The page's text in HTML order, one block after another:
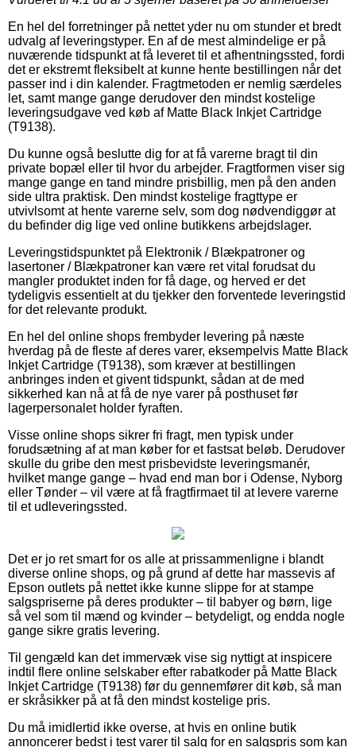
En hel del forretninger på nettet yder nu om stunder et bredt
udvalg af leveringstyper. En af de mest almindelige er på
nuværende tidspunkt at få leveret til et afhentningssted, fordi
det er ekstremt fleksibelt at kunne hente bestillingen når det
passer ind i din kalender. Fragtmetoden er nemlig særdeles
let, samt mange gange derudover den mindst kostelige
leveringsudgave ved køb af Matte Black Inkjet Cartridge
(T9138).
Du kunne også beslutte dig for at få varerne bragt til din
private bopæl eller til hvor du arbejder. Fragtformen viser sig
mange gange en tand mindre prisbillig, men på den anden
side ultra praktisk. Den mindst kostelige fragttype er
utvivlsomt at hente varerne selv, som dog nødvendiggør at
du befinder dig lige ved online butikkens arbejdslager.
Leveringstidspunktet på Elektronik / Blækpatroner og
lasertoner / Blækpatroner kan være ret vital forudsat du
mangler produktet inden for få dage, og herved er det
tydeligvis essentielt at du tjekker den forventede leveringstid
for det relevante produkt.
En hel del online shops frembyder levering på næste
hverdag på de fleste af deres varer, eksempelvis Matte Black
Inkjet Cartridge (T9138), som kræver at bestillingen
anbringes inden et givent tidspunkt, sådan at de med
sikkerhed kan nå at få de nye varer på posthuset før
lagerpersonalet holder fyraften.
Visse online shops sikrer fri fragt, men typisk under
forudsætning af at man køber for et fastsat beløb. Derudover
skulle du gribe den mest prisbevidste leveringsmanér,
hvilket mange gange – hvad end man bor i Odense, Nyborg
eller Tønder – vil være at få fragtfirmaet til at levere varerne
til et udleveringssted.
Det er jo ret smart for os alle at prissammenligne i blandt
diverse online shops, og på grund af dette har massevis af
Epson outlets på nettet ikke kunne slippe for at stampe
salgspriserne på deres produkter – til babyer og børn, lige
så vel som til mænd og kvinder – betydeligt, og endda nogle
gange sikre gratis levering.
Til gengæld kan det immervæk vise sig nyttigt at inspicere
indtil flere online selskaber efter rabatkoder på Matte Black
Inkjet Cartridge (T9138) før du gennemfører dit køb, så man
er skråsikker på at få den mindst kostelige pris.
Du må imidlertid ikke overse, at hvis en online butik
annoncerer bedst i test varer til salg for en salgspris som kan